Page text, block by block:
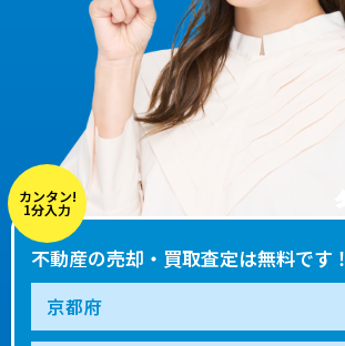
カンタン!
1分入力
不動産の売却・買取査定は無料です！